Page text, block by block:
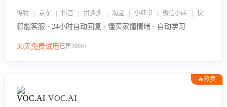
得物 | 京东 | 抖音 | 拼多多 | 淘宝 | 小红书 | 微信小店 | 快手 | 唯品会
智能客服 · 24小时自动回复 · 懂买家懂情绪 · 自动学习
30天免费试用 已售2000+
🔥热卖
VOC.AI